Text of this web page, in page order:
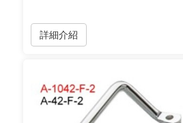
詳細介紹